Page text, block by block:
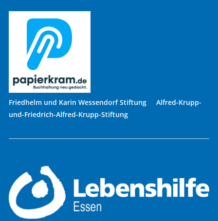
Friedhelm und Karin Wessendorf Stiftung Alfred-Krupp-
und-Friedrich-Alfred-Krupp-Stiftung